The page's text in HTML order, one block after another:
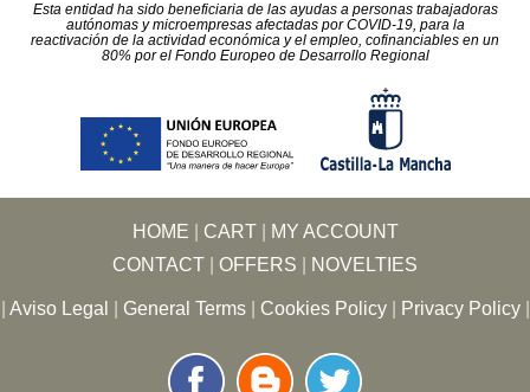
Esta entidad ha sido beneficiaria de las ayudas a personas trabajadoras
autónomas y microempresas afectadas por COVID-19, para la
reactivación de la actividad económica y el empleo, cofinanciables en un
80% por el Fondo Europeo de Desarrollo Regional
HOME CART|
MY ACCOUNT
CONTACT
OFFERS NOVELTIES
Aviso Legal General Terms Cookies Policy Privacy Policy